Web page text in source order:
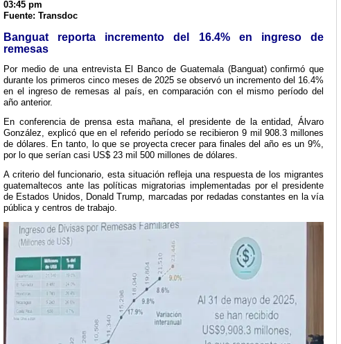
03:45 pm
Fuente: Transdoc
Banguat reporta incremento del 16.4% en ingreso de
remesas
Por medio de una entrevista El Banco de Guatemala (Banguat) confirmó que
durante los primeros cinco meses de 2025 se observó un incremento del 16.4%
en el ingreso de remesas al país, en comparación con el mismo período del
año anterior.
En conferencia de prensa esta mañana, el presidente de la entidad, Álvaro
González, explicó que en el referido período se recibieron 9 mil 908.3 millones
de dólares. En tanto, lo que se proyecta crecer para finales del año es un 9%,
por lo que serían casi US$ 23 mil 500 millones de dólares.
A criterio del funcionario, esta situación refleja una respuesta de los migrantes
guatemaltecos ante las políticas migratorias implementadas por el presidente
de Estados Unidos, Donald Trump, marcadas por redadas constantes en la vía
pública y centros de trabajo.